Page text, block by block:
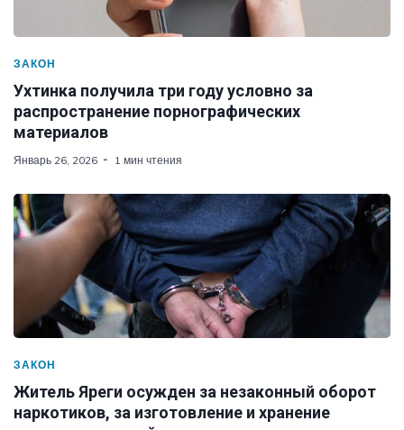
ЗАКОН
Ухтинка получила три году условно за
распространение порнографических
материалов
Январь 26, 2026 1 мин чтения
ЗАКОН
Житель Яреги осужден за незаконный оборот
наркотиков, за изготовление и хранение